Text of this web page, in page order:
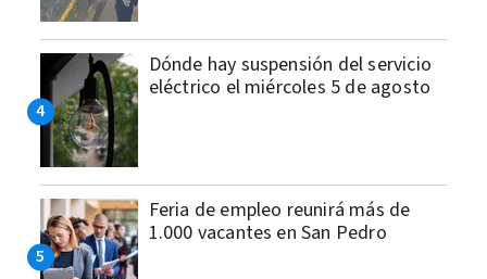
Dónde hay suspensión del servicio
eléctrico el miércoles 5 de agosto
Feria de empleo reunirá más de
1.000 vacantes en San Pedro